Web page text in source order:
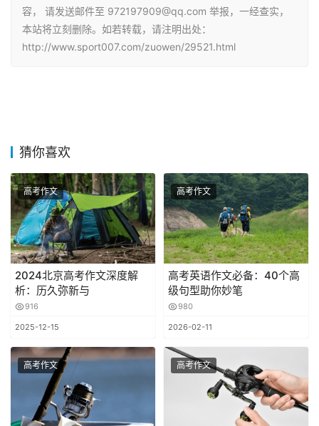
容， 请发送邮件至 972197909@qq.com 举报，一经查实，
本站将立刻删除。如若转载，请注明出处：
http://www.sport007.com/zuowen/29521.html
猜你喜欢
高考作文
2024北京高考作文深度解
析：历久弥新与
916
2025-12-15
高考作文
高考英语作文必备：40个高
级句型助你妙笔
980
2026-02-11
高考作文 高考作文